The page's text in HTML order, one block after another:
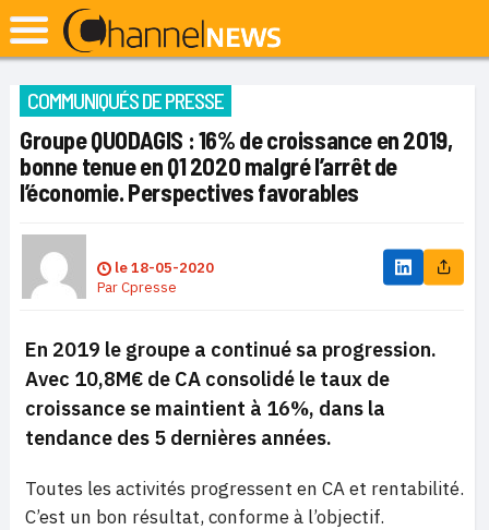
COMMUNIQUÉS DE PRESSE
Groupe QUODAGIS : 16% de croissance en 2019,
bonne tenue en Q1 2020 malgré l’arrêt de
l’économie. Perspectives favorables
le18-05-2020
ParCpresse
En 2019 le groupe a continué sa progression.
Avec 10,8M€ de CA consolidé le taux de
croissance se maintient à 16%, dans la
tendance des 5 dernières années.
Toutes les activités progressent en CA et rentabilité.
C’est un bon résultat, conforme à l’objectif.